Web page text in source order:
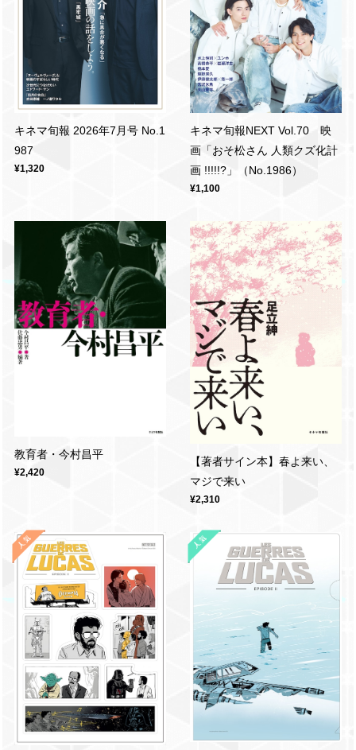
キネマ旬報 2026年7月号 No.1
987
¥1,320
キネマ旬報NEXT Vol.70 映
画「おそ松さん 人類クズ化計
画 !!!!!?」（No.1986）
¥1,100
教育者・今村昌平
¥2,420
【著者サイン本】春よ来い、
マジで来い
¥2,310